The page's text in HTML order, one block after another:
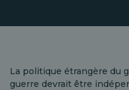
La politique étrangère du
guerre devrait être